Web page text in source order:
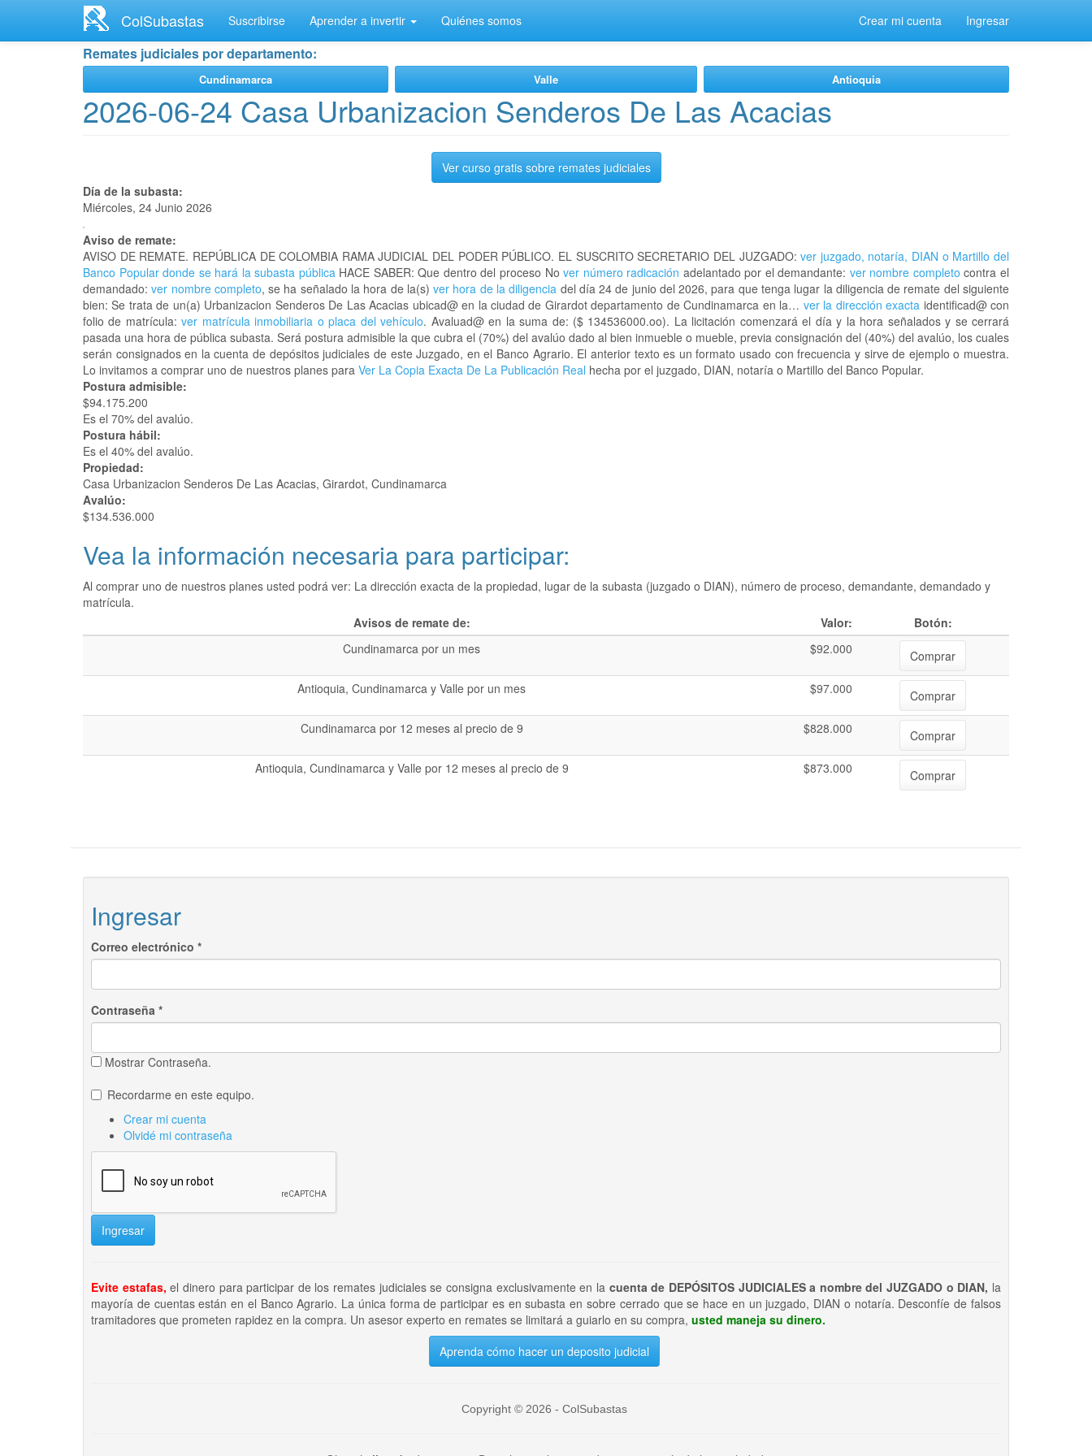
contenido
ColSubastas Suscribirse Aprender a invertir Quiénes somos Crear mi cuenta Ingresar
Remates judiciales por departamento:
Cundinamarca Valle Antioquia
2026-06-24 Casa Urbanizacion Senderos De Las Acacias
Ver curso gratis sobre remates judiciales
Día de la subasta:
Miércoles, 24 Junio 2026
Aviso de remate:
AVISO DE REMATE. REPÚBLICA DE COLOMBIA RAMA JUDICIAL DEL PODER PÚBLICO. EL SUSCRITO SECRETARIO DEL JUZGADO: ver juzgado, notaría, DIAN o Martillo del
Banco Popular donde se hará la subasta públicaHACE SABER: Que dentro del proceso Nover número radicación adelantado por el demandante: ver nombre completo contra el
demandado:ver nombre completo, se ha señalado la hora de la(s)ver hora de la diligencia del día 24 de junio del 2026, para que tenga lugar la diligencia de remate del siguiente
bien: Se trata de un(a) Urbanizacion Senderos De Las Acacias ubicad@ en la ciudad de Girardot departamento de Cundinamarca en la… ver la dirección exacta identificad@ con
folio de matrícula:ver matrícula inmobiliaria o placa del vehículo. Avaluad@ en la suma de: ($ 134536000.oo). La licitación comenzará el día y la hora señalados y se cerrará
pasada una hora de pública subasta. Será postura admisible la que cubra el (70%) del avalúo dado al bien inmueble o mueble, previa consignación del (40%) del avalúo, los cuales
serán consignados en la cuenta de depósitos judiciales de este Juzgado, en el Banco Agrario. El anterior texto es un formato usado con frecuencia y sirve de ejemplo o muestra.
Lo invitamos a comprar uno de nuestros planes para Ver La Copia Exacta De La Publicación Real hecha por el juzgado, DIAN, notaría o Martillo del Banco Popular.
Postura admisible:
$94.175.200
Es el 70% del avalúo.
Postura hábil:
Es el 40% del avalúo.
Propiedad:
Casa Urbanizacion Senderos De Las Acacias, Girardot, Cundinamarca
Avalúo:
$134.536.000
Vea la información necesaria para participar:
Al comprar uno de nuestros planes usted podrá ver: La dirección exacta de la propiedad, lugar de la subasta (juzgado o DIAN), número de proceso, demandante, demandado y
matrícula.
Avisos de remate de:
Valor:
Botón:
Cundinamarca por un mes
$92.000
Comprar
Antioquia, Cundinamarca y Valle por un mes
$97.000
Comprar
Cundinamarca por 12 meses al precio de 9
$828.000
Comprar
Antioquia, Cundinamarca y Valle por 12 meses al precio de 9
$873.000 Comprar
Ingresar
Correo electrónico *
Contraseña *
Mostrar Contraseña.
Recordarme en este equipo.
Crear mi cuenta
Olvidé mi contraseña
Ingresar
Evite estafas, el dinero para participar de los remates judiciales se consigna exclusivamente en lacuenta de DEPÓSITOS JUDICIALES a nombre del JUZGADO o DIAN, la
mayoría de cuentas están en el Banco Agrario. La única forma de participar es en subasta en sobre cerrado que se hace en un juzgado, DIAN o notaría. Desconfíe de falsos
tramitadores que prometen rapidez en la compra. Un asesor experto en remates se limitará a guiarlo en su compra, usted maneja su dinero.
Aprenda cómo hacer un deposito judicial
Copyright © 2026 - ColSubastas